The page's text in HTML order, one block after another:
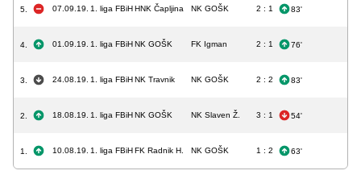
5. 07.09.19. 1. liga FBiHHNK Čapljina NK GOŠK 2 : 1 83'
4. 01.09.19. 1. liga FBiHNK GOŠK FK Igman 2 : 1 76'
3. 24.08.19. 1. liga FBiHNK Travnik NK GOŠK 2 : 2 83'
2. 18.08.19. 1. liga FBiHNK GOŠK NK Slaven Ž. 3 : 1 54'
1. 10.08.19. 1. liga FBiHFK Radnik H. NK GOŠK 1 : 2 63'